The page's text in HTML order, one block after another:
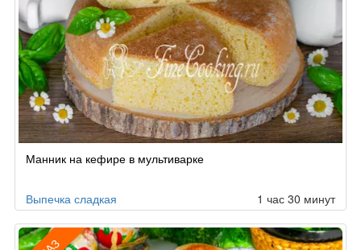
Манник на кефире в мультиварке
Выпечка сладкая 1 час 30 минут